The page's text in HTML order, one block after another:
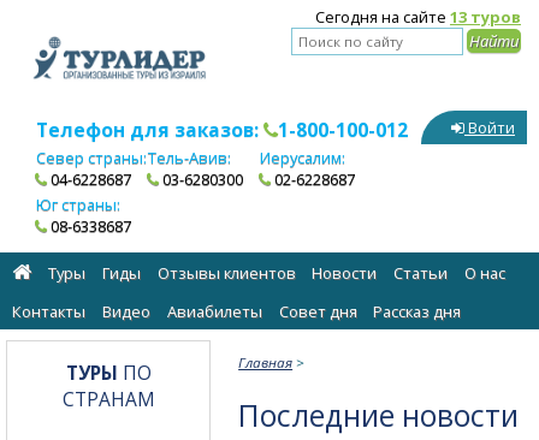
Сегодня на сайте 13 туров
Телефон для заказов: 1-800-100-012
Север страны:
04-6228687
Тель-Авив:
03-6280300
Иерусалим:
02-6228687
Юг страны:
08-6338687
Войти
Туры Гиды Отзывы клиентов Новости Статьи
О нас
Контакты
Видео Авиабилеты Cовет дня Рассказ дня
Главная >
Последние новости
ТУРЫ ПО
СТРАНАМ